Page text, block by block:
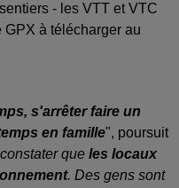
- les VTT et VTC
à télécharger au
s'arrêter faire un
en famille", poursuit
que les locaux
. Des gens sont